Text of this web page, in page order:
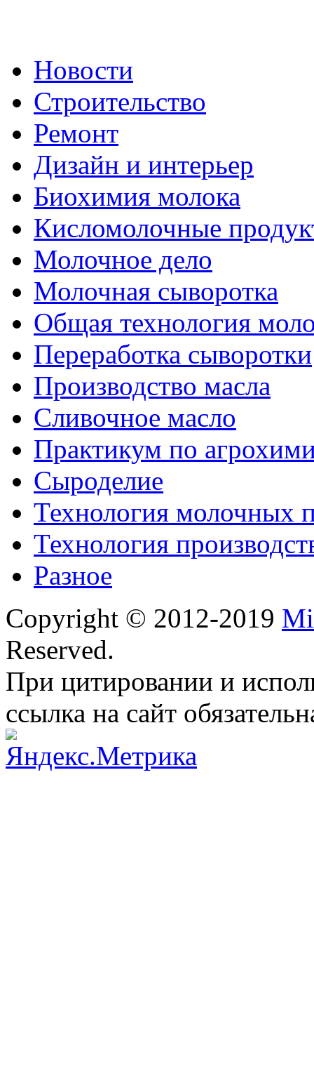
Новости
Строительство
Ремонт
Дизайн и интерьер
Биохимия молока
Кисломолочные
Молочное дело
Молочная сыворотка
Общая технология
Переработка сыворотки
Производство масла
Сливочное масло
Практикум по
Сыроделие
Технология молочных
Технология
Разное
Copyright © 2012-2019
Reserved.
При цитировании и
ссылка на сайт